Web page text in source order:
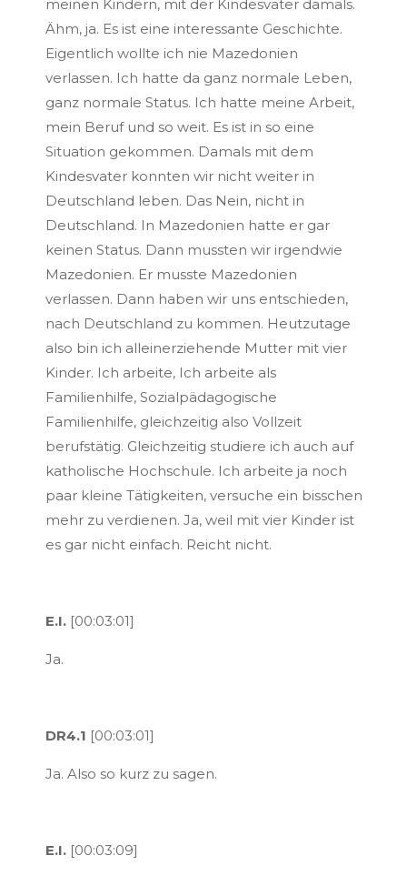
meinen Kindern, mit der Kindesvater damals.
Ähm, ja. Es ist eine interessante Geschichte.
Eigentlich wollte ich nie Mazedonien
verlassen. Ich hatte da ganz normale Leben,
ganz normale Status. Ich hatte meine Arbeit,
mein Beruf und so weit. Es ist in so eine
Situation gekommen. Damals mit dem
Kindesvater konnten wir nicht weiter in
Deutschland leben. Das Nein, nicht in
Deutschland. In Mazedonien hatte er gar
keinen Status. Dann mussten wir irgendwie
Mazedonien. Er musste Mazedonien
verlassen. Dann haben wir uns entschieden,
nach Deutschland zu kommen. Heutzutage
also bin ich alleinerziehende Mutter mit vier
Kinder. Ich arbeite, Ich arbeite als
Familienhilfe, Sozialpädagogische
Familienhilfe, gleichzeitig also Vollzeit
berufstätig. Gleichzeitig studiere ich auch auf
katholische Hochschule. Ich arbeite ja noch
paar kleine Tätigkeiten, versuche ein bisschen
mehr zu verdienen. Ja, weil mit vier Kinder ist
es gar nicht einfach. Reicht nicht.
E.I. [00:03:01]
Ja.
DR4.1 [00:03:01]
Ja. Also so kurz zu sagen.
E.I. [00:03:09]